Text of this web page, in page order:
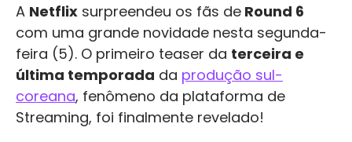
A Netflix surpreendeu os fãs de Round 6
com uma grande novidade nesta segunda-
feira (5). O primeiro teaser da terceira e
última temporada da produção sul-
coreana, fenômeno da plataforma de
Streaming, foi finalmente revelado!